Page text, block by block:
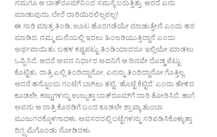
ನಮಗೂ ಆ ಬಾತ್‍ರೂಮ್‍ನಿಂದ ಸಮಸ್ಯೆ ಬರುತ್ತಿತ್ತು. ಆದರೆ ಏನು
ಮಾಡುವುದು, ಬೇರೆ ದಾರಿಯಿರಲಿಲ್ಲವಲ್ಲ?
ಈ ಸಾರಿ ಮಾತ್ರ ತಿಂಡಿ, ಊಟ ಹೊರಗಡೆಯೇ ಮಾಡುತ್ತೇನೆ ಎಂದು ಹಠ
ಮಾಡಿದ. ನಮ್ಮ ಮನೆಯಲ್ಲಿ ಇರಲು ಹಿಂಜರಿಯುತ್ತಿದ್ದಾನೆ ಎಂದು
ಅರ್ಥವಾಯಿತು. ಬಹಳ ಕಷ್ಟಪಟ್ಟು ತಿಂಡಿಯಾದರೂ ಇಲ್ಲಿಯೇ ಮಾಡಲು
ಒಪ್ಪಿಸಿದೆ. ಆದರೆ ಅವನ ನಿರ್ಧಾರ ಅವನಿಗೆ ಆ ದಿನವೇ ದೊಡ್ಡ ಪೆಟ್ಟು
ಕೊಟ್ಟಿತು. ರಾತ್ರಿ ಎಲ್ಲಿ ತಿಂದಿದ್ದಾನೋ, ಏನನ್ನು ತಿಂದಿದ್ದಾನೋ ಗೊತ್ತಿಲ್ಲ.
ಆದರೆ ಹನ್ನೊಂದು ಗಂಟೆಗೆ ಬಾಗಿಲು ತಟ್ಟಿ, ‘ಹೊಟ್ಟೆ ಕೆಟ್ಟಿದೆ’ ಎಂದು ಹೇಳಿದ
ಕೂಡಲೇ, ಕಣ್ಣುಗಳನ್ನು ಉಜ್ಜುತ್ತಾ ಬಾತ್‍ರೂಮ್‍ಗೆ ದಾರಿ ತೋರಿಸಿದೆ. ಹಾಗೆ
ಅವನು ಆ ರಾತ್ರಿ ಕೊಠಡಿಗೆ ಬಂದ ಕೂಡಲೇ ಶ್ರಾವ್ಯಾ ತುಂಬಾ
ಮುಜುಗರಕ್ಕೊಳಗಾದಳು. ಅವಸರದಲ್ಲಿ ಬಟ್ಟೆಗಳನ್ನು ಸರಿಪಡಿಸಿಕೊಳ್ಳುತ್ತಾ
ದಿಗ್ಭ್ರಮೆಗೊಂಡು ನೋಡಿದಳು.